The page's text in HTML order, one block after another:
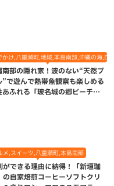
かけ,八重瀬町,地域,本島南部,沖縄の海,自
南部の隠れ家！波のない“天然プ
”で遊んで熱帯魚観察も楽しめる
あふれる「玻名城の郷ビーチ」
メ,スイーツ,八重瀬町,本島南部
ができる理由に納得！「新垣珈
の自家焙煎コーヒーソフトクリ